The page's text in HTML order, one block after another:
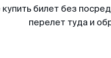
билет без
перелет туда и